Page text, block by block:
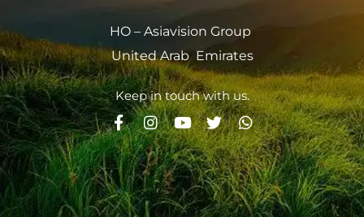
HO – Asiavision Group
United Arab Emirates
Keep in touch with us.